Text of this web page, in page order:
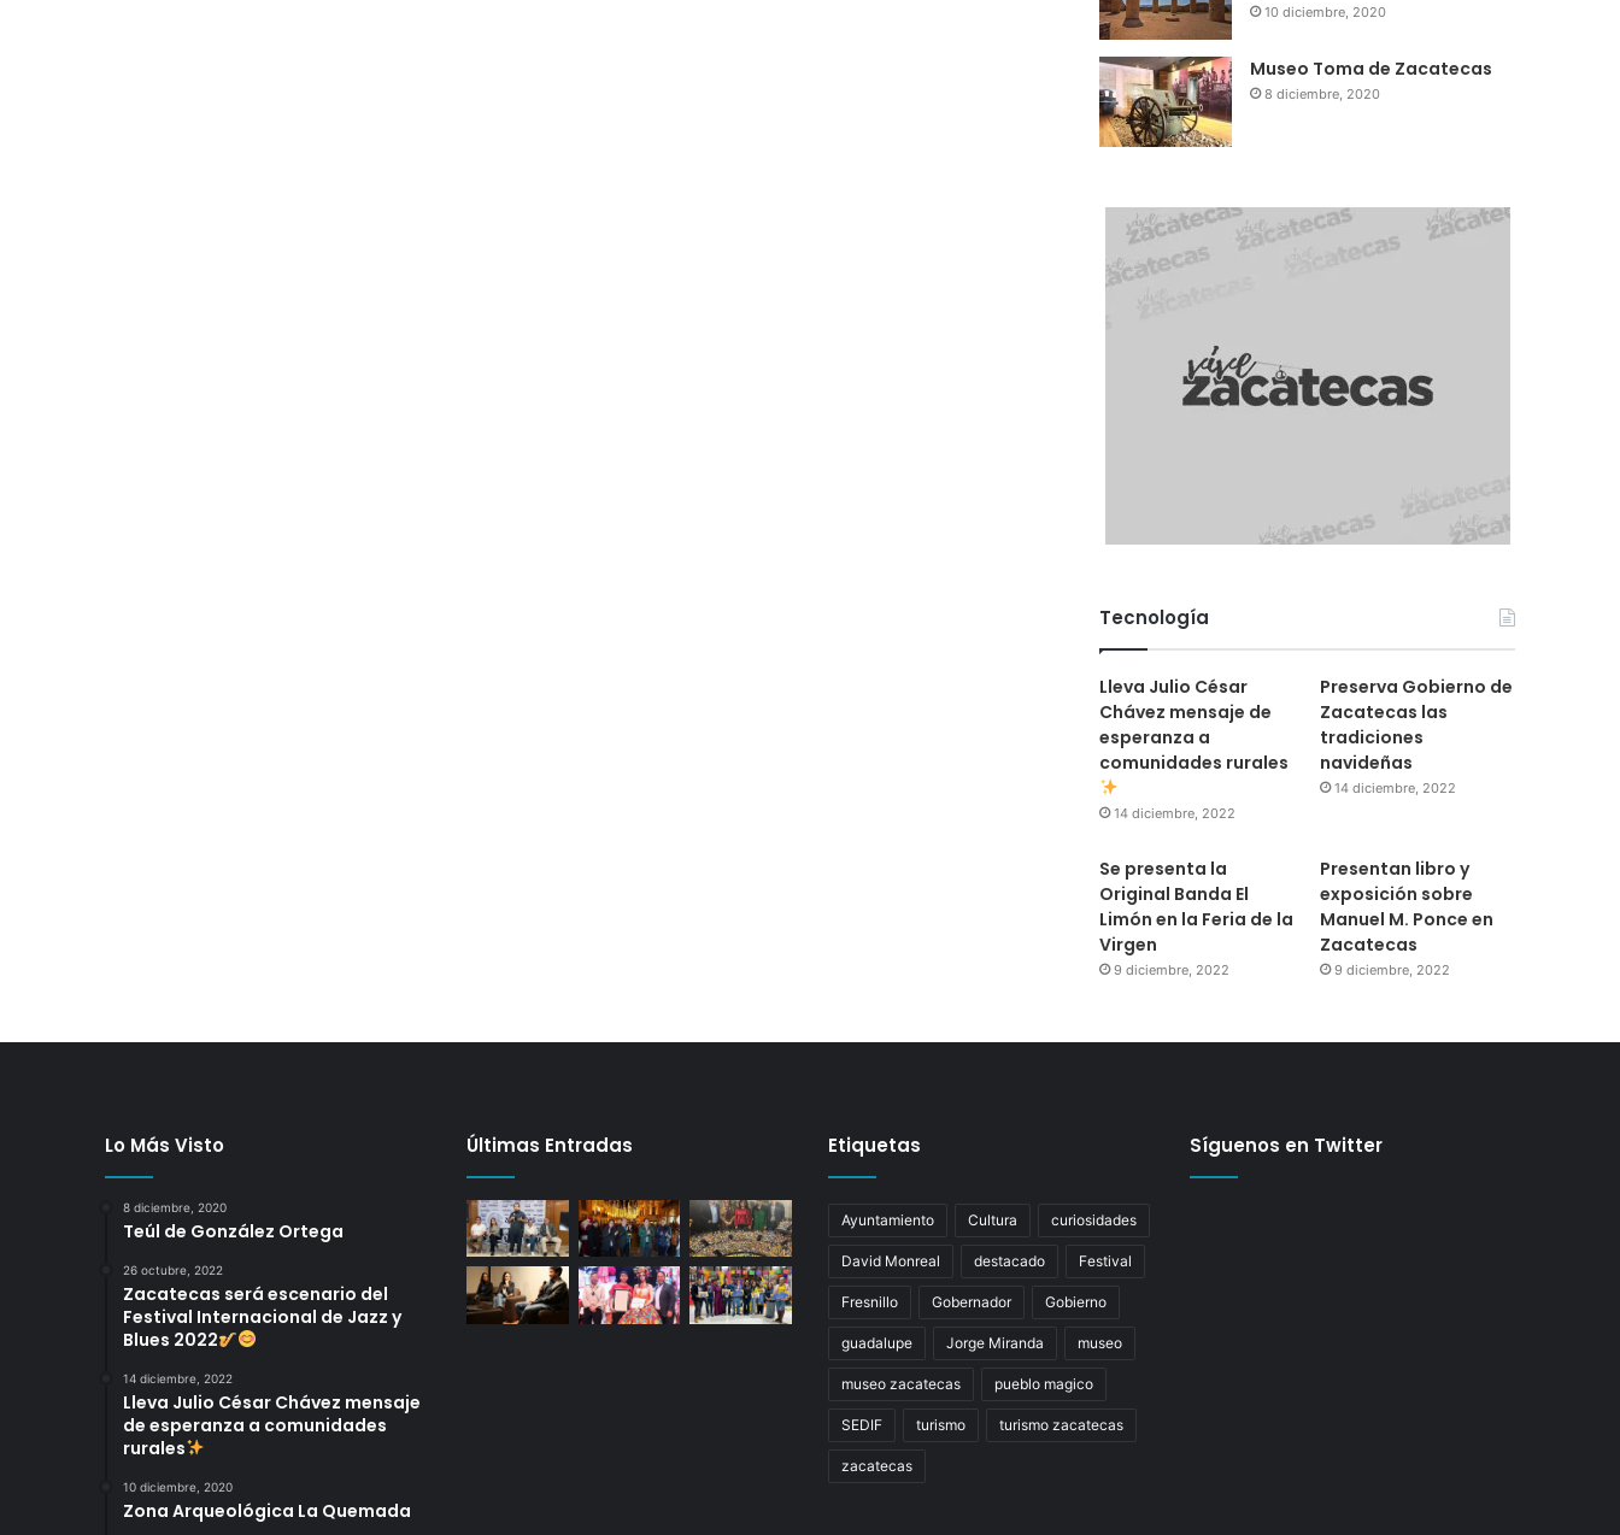
10 diciembre, 2020
Museo Toma de Zacatecas
8 diciembre, 2020
Tecnología
Lleva Julio César
Chávez mensaje de
esperanza a
comunidades rurales
14 diciembre, 2022
Preserva Gobierno de
Zacatecas las
tradiciones
navideñas
14 diciembre, 2022
Se presenta la
Original Banda El
Limón en la Feria de la
Virgen
9 diciembre, 2022
Presentan libro y
exposición sobre
Manuel M. Ponce en
Zacatecas
9 diciembre, 2022
Lo Más Visto
8 diciembre, 2020
Teúl de González Ortega
26 octubre, 2022
Zacatecas será escenario del
Festival Internacional de Jazz y
Blues 2022
14 diciembre, 2022
Lleva Julio César Chávez mensaje
de esperanza a comunidades
rurales
10 diciembre, 2020
Zona Arqueológica La Quemada
Últimas Entradas Etiquetas
Ayuntamiento Cultura curiosidades
David Monreal destacado Festival
Fresnillo Gobernador Gobierno
guadalupe Jorge Miranda museo
museo zacatecas pueblo magico
SEDIF turismo turismo zacatecas
zacatecas
Síguenos en Twitter